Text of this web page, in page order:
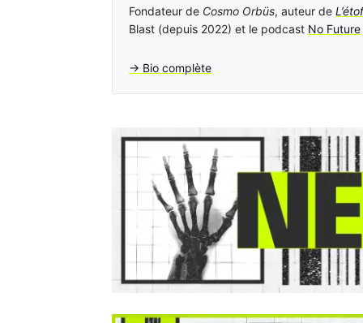
Fondateur de Cosmo Orbüs, auteur de
Blast (depuis 2022) et le podcast No Future
→ Bio complète